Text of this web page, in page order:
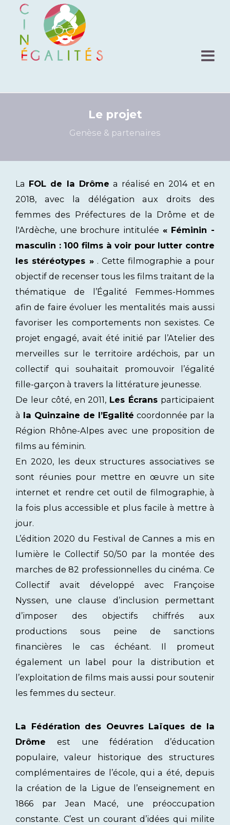
Le projet
Genèse & partenaires
La FOL de la Drôme a réalisé en 2014 et en
2018, avec la délégation aux droits des
femmes des Préfectures de la Drôme et de
l'Ardèche, une brochure intitulée « Féminin -
masculin : 100 films à voir pour lutter contre
les stéréotypes ». Cette filmographie a pour
objectif de recenser tous les films traitant de la
thématique de l’Égalité Femmes-Hommes
afin de faire évoluer les mentalités mais aussi
favoriser les comportements non sexistes. Ce
projet engagé, avait été initié par l’Atelier des
merveilles sur le territoire ardéchois, par un
collectif qui souhaitait promouvoir l’égalité
fille-garçon à travers la littérature jeunesse.
De leur côté, en 2011, Les Écrans participaient
à la Quinzaine de l’Egalité coordonnée par la
Région Rhône-Alpes avec une proposition de
films au féminin.
En 2020, les deux structures associatives se
sont réunies pour mettre en œuvre un site
internet et rendre cet outil de filmographie, à
la fois plus accessible et plus facile à mettre à
jour.
L’édition 2020 du Festival de Cannes a mis en
lumière le Collectif 50/50 par la montée des
marches de 82 professionnelles du cinéma. Ce
Collectif avait développé avec Françoise
Nyssen, une clause d’inclusion permettant
d’imposer des objectifs chiffrés aux
productions sous peine de sanctions
financières le cas échéant. Il promeut
également un label pour la distribution et
l’exploitation de films mais aussi pour soutenir
les femmes du secteur.
La Fédération des Oeuvres Laïques de la
Drôme est une fédération d’éducation
populaire, valeur historique des structures
complémentaires de l’école, qui a été, depuis
la création de la Ligue de l’enseignement en
1866 par Jean Macé, une préoccupation
constante. C’est un courant d’idées qui milite